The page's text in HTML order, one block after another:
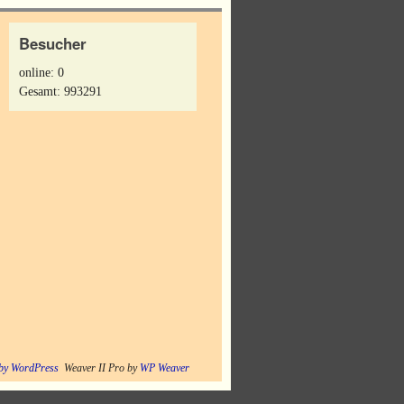
Besucher
online: 0
Gesamt: 993291
WordPress Weaver II Pro by WP Weaver